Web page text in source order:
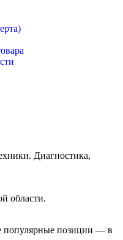
Диагностика,
области.
популярные позиции — в